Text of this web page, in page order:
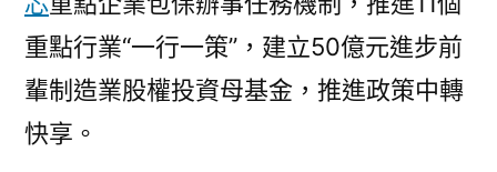
重點行業“一行一策”，建立50億元進步前
輩制造業股權投資母基金，推進政策中轉
快享。